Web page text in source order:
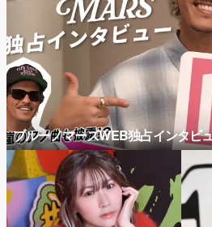
ブルーノマーズWEB独占インタビ